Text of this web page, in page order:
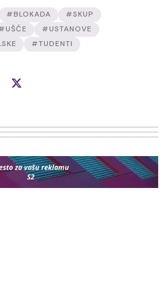
#BLOKADA
#SKUP
#USTANOVE
#TUDENTI